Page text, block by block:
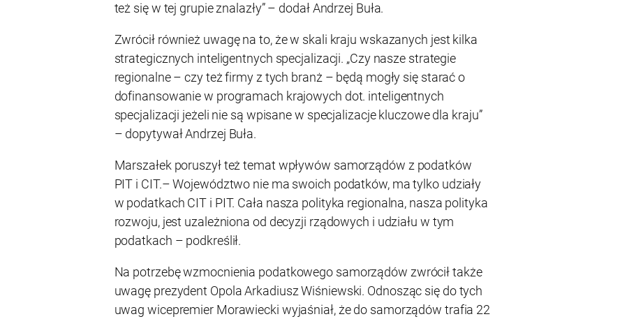
też się w tej grupie znalazły” – dodał Andrzej Buła.
Zwrócił również uwagę na to, że w skali kraju wskazanych jest kilka
strategicznych inteligentnych specjalizacji. „Czy nasze strategie
regionalne – czy też firmy z tych branż – będą mogły się starać o
dofinansowanie w programach krajowych dot. inteligentnych
specjalizacji jeżeli nie są wpisane w specjalizacje kluczowe dla kraju”
– dopytywał Andrzej Buła.
Marszałek poruszył też temat wpływów samorządów z podatków
PIT i CIT.– Województwo nie ma swoich podatków, ma tylko udziały
w podatkach CIT i PIT. Cała nasza polityka regionalna, nasza polityka
rozwoju, jest uzależniona od decyzji rządowych i udziału w tym
podatkach – podkreślił.
Na potrzebę wzmocnienia podatkowego samorządów zwrócił także
uwagę prezydent Opola Arkadiusz Wiśniewski. Odnosząc się do tych
uwag wicepremier Morawiecki wyjaśniał, że do samorządów trafia 22